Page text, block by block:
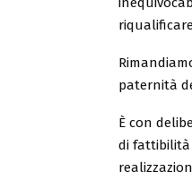
paternità
È con
di fattibilità